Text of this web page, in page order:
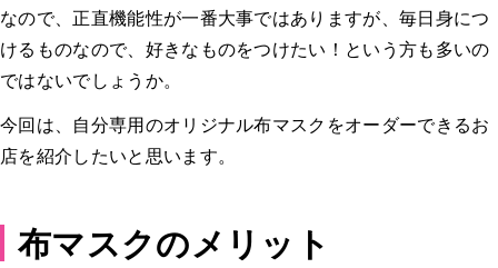
なので、正直機能性が一番大事ではありますが、毎日身につ
けるものなので、好きなものをつけたい！という方も多いの
ではないでしょうか。
今回は、自分専用のオリジナル布マスクをオーダーできるお
店を紹介したいと思います。
布マスクのメリット